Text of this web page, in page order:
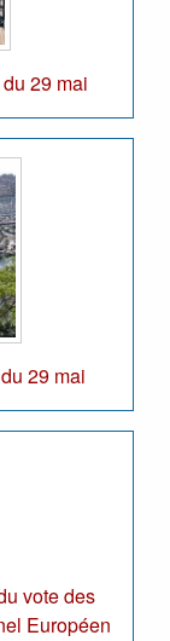
29 mai
29 mai
vote des
Européen